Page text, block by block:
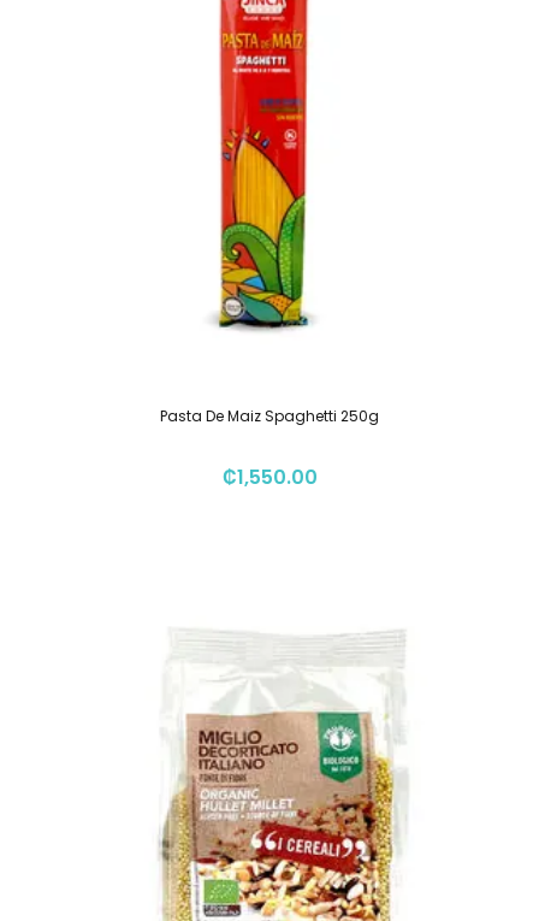
Pasta De Maiz Spaghetti 250g
₡1,550.00